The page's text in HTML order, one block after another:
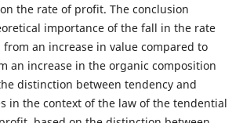
the rate of profit. The conclusion
importance of the fall in the rate
an increase in value compared to
an increase in the organic composition
distinction between tendency and
in the context of the law of the tendential